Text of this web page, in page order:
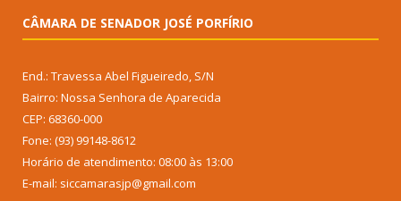
CÂMARA DE SENADOR JOSÉ PORFÍRIO
End.: Travessa Abel Figueiredo, S/N
Bairro: Nossa Senhora de Aparecida
CEP: 68360-000
Fone: (93) 99148-8612
Horário de atendimento: 08:00 às 13:00
E-mail: siccamarasjp@gmail.com